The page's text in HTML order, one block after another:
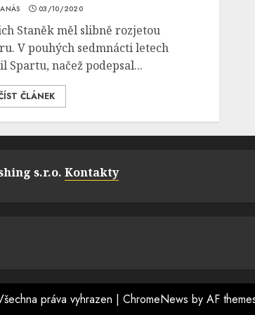
03/10/2020
Staněk měl slibně rozjetou
V pouhých sedmnácti letech
Spartu, načež podepsal...
ČLÁNEK
s.r.o. Kontakty
práva vyhrazen | ChromeNews by AF